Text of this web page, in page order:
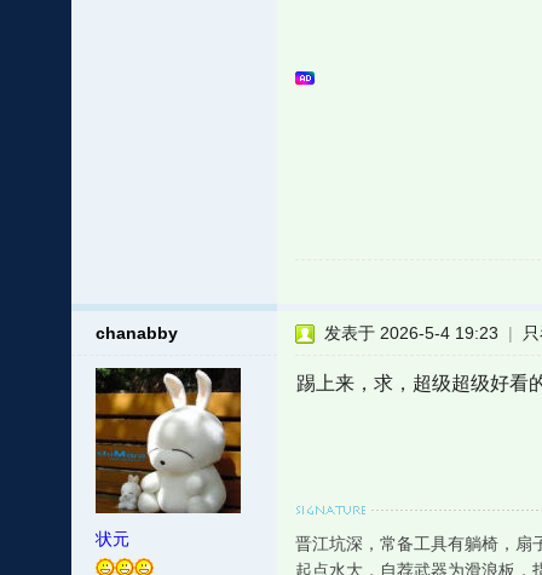
chanabby
状元
发表于 2026-5-4 19:23 |
踢上来，求，超级超级好看
晋江坑深，常备工具有躺椅，扇
起点水大，自荐武器为滑浪板，